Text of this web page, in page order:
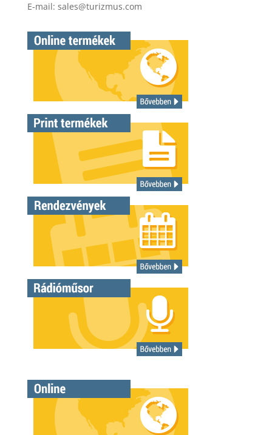
E-mail: sales@turizmus.com